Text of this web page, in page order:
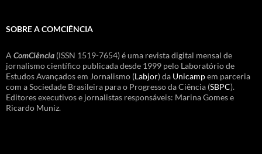
SOBRE A COMCIÊNCIA
A ComCiência (ISSN 1519-7654) é uma revista digital mensal de
jornalismo científico publicada desde 1999 pelo Laboratório de
Estudos Avançados em Jornalismo (Labjor) da Unicampem parceria
com a Sociedade Brasileira para o Progresso da Ciência (SBPC).
Editores executivos e jornalistas responsáveis: Marina Gomes e
Ricardo Muniz.